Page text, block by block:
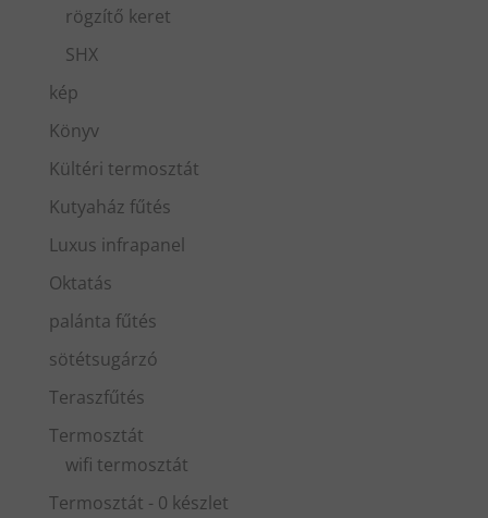
rögzítő keret
SHX
kép
Könyv
Kültéri termosztát
Kutyaház fűtés
Luxus infrapanel
Oktatás
palánta fűtés
sötétsugárzó
Teraszfűtés
Termosztát
wifi termosztát
Termosztát - 0 készlet